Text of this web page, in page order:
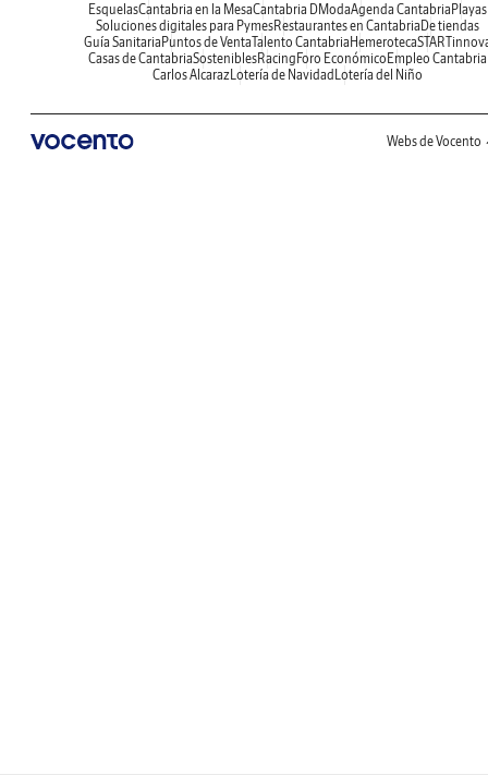
EsquelasCantabria en la MesaCantabria DModaAgenda Cantabria Playas
Soluciones digitales para PymesRestaurantes en Cantabria De tiendas
Guía Sanitaria Puntos de VentaTalento Cantabria Hemeroteca
Casas de CantabriaSosteniblesRacing Foro Económico Empleo Cantabria
Carlos AlcarazLotería de Navidad Lotería del Niño
Webs de Vocento